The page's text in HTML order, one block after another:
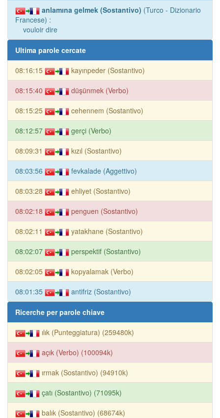
anlamına gelmek (Sostantivo) (Turco - Dizionario
Francese) :
vouloir dire
Ultima parole cercate
08:16:15 kayınpeder (Sostantivo)
08:15:40 düşünmek (Verbo)
08:15:25 cehennem (Sostantivo)
08:12:57 gerçi (Verbo)
08:09:31 kızıl (Sostantivo)
08:03:56 fevkalade (Aggettivo)
08:03:28 ehliyet (Sostantivo)
08:02:18 penguen (Sostantivo)
08:02:11 yatakhane (Sostantivo)
08:02:07 perspektif (Sostantivo)
08:02:05 kopyalamak (Verbo)
08:01:35 antifriz (Sostantivo)
Ricerche per parole chiave
ılık (Punteggiatura) (259480k)
açık (Verbo) (100094k)
ırmak (Sostantivo) (94910k)
çatı (Sostantivo) (71095k)
balık (Sostantivo) (68674k)